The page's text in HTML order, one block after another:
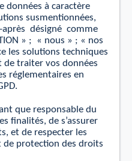
données à caractère
susmentionnées,
après désigné comme
» ; « nous » ; « nos
les solutions techniques
de traiter vos données
réglementaires en
que responsable du
ﬁnalités, de s’assurer
et de respecter les
de protection des droits